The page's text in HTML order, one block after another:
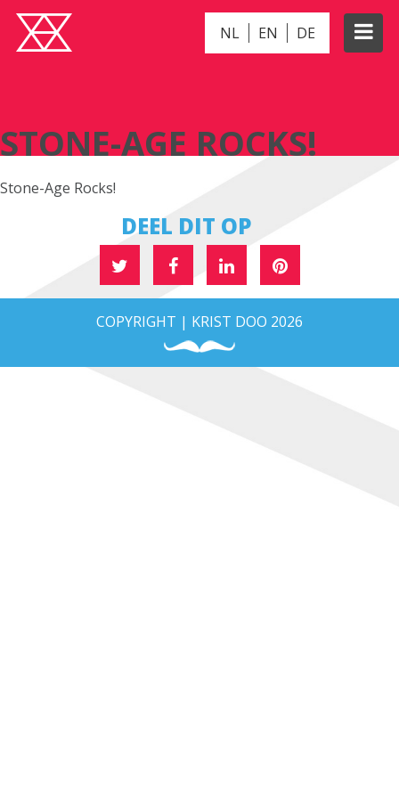
NL EN DE
STONE-AGE ROCKS!
Stone-Age Rocks!
DEEL DIT OP
COPYRIGHT | KRIST DOO 2026